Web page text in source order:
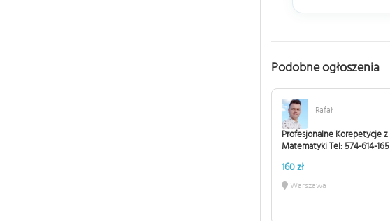
Podobne ogłoszenia
Rafał
Profesjonalne Korepetycje z
Matematyki Tel: 574-614-165
160 zł
Warszawa